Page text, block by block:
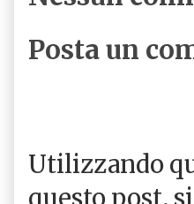
Posta un
Utilizzando
questo post,